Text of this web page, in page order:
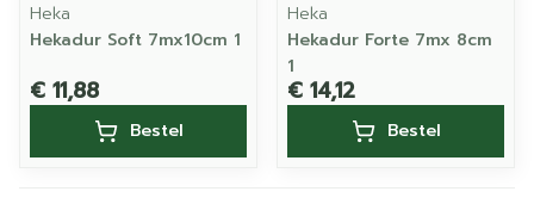
Heka
Hekadur Soft 7mx10cm 1
€ 11,88
Bestel
Heka
Hekadur Forte 7mx 8cm
1
€ 14,12
Bestel